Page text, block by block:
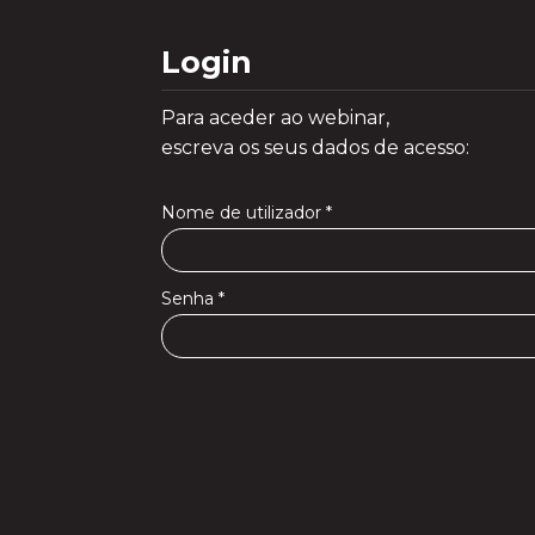
Login
Para aceder ao webinar,
escreva os seus dados de acesso:
Nome de utilizador*
Senha *